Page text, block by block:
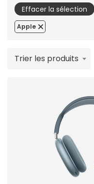
Effacer la sélection
Apple
Trier les produits